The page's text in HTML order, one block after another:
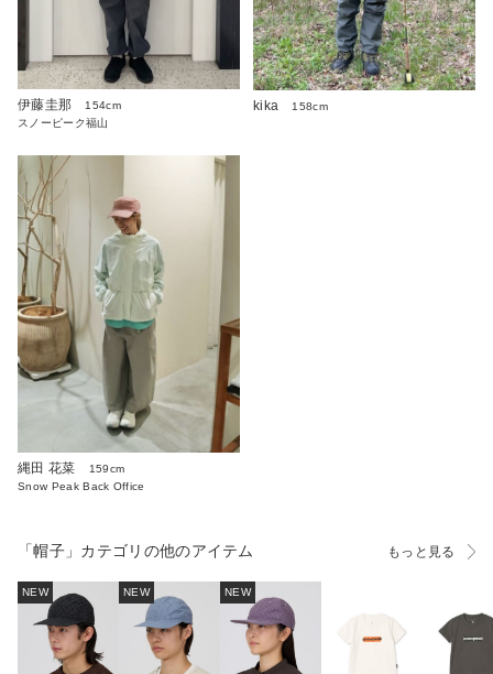
伊藤圭那
154cm
スノーピーク福山
kika 158cm
縄田 花菜
159cm
Snow Peak Back Office
「帽子」カテゴリの他のアイテム もっと見る
NEW NEW NEW